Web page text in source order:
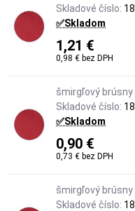
Skladové číslo:
✅Skladom
1,21 €
0,98 € bez DPH
šmirgľový
Skladové číslo:
✅Skladom
0,90 €
0,73 € bez DPH
šmirgľový
Skladové číslo: